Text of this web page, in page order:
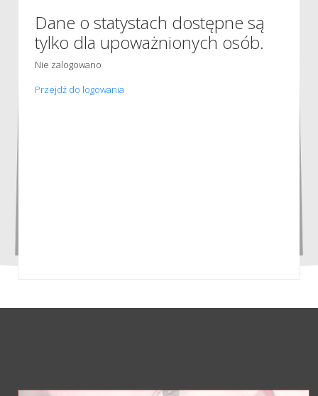
Dane o statystach dostępne są
tylko dla upoważnionych osób.
Nie zalogowano
Przejdź do logowania